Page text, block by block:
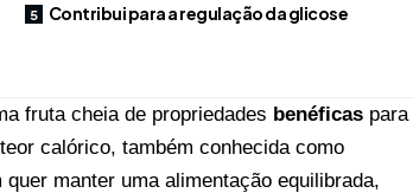
Contribui para a regulação da glicose
fruta cheia de propriedades benéficas para
calórico, também conhecida como
manter uma alimentação equilibrada,